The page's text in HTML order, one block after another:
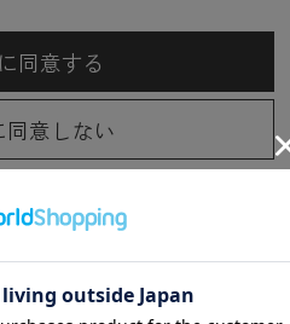
す）
ることができるものとし
時点で、全ての会員が了承
同意しない
同意する